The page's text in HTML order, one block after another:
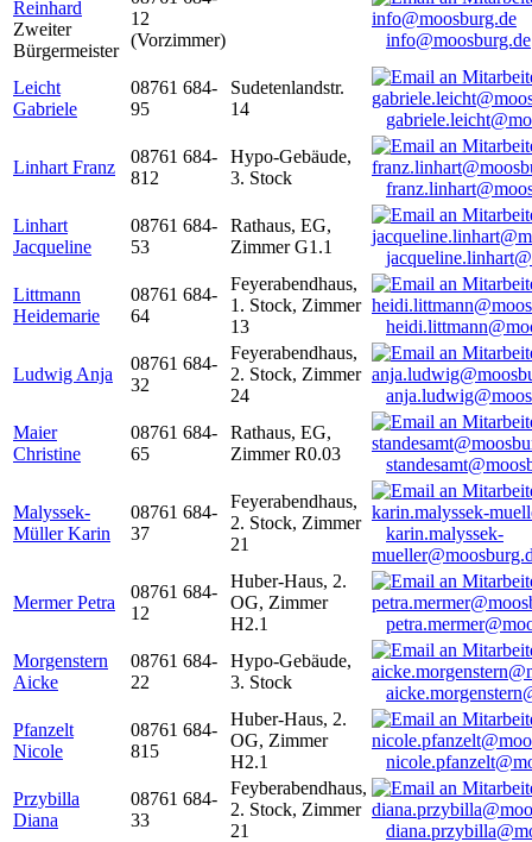
Reinhard
Zweiter
Bürgermeister
12
(Vorzimmer)
info@moosburg.de
Leicht
Gabriele
08761 684-
95
Sudetenlandstr.
14
Linhart Franz
08761 684-
812
Hypo-Gebäude,
3. Stock
Linhart
Jacqueline
08761 684-
53
Rathaus, EG,
Zimmer G1.1
Littmann
Heidemarie
08761 684-
64
Feyerabendhaus,
1. Stock, Zimmer
13
Ludwig Anja
08761 684-
32
Feyerabendhaus,
2. Stock, Zimmer
24
Maier
Christine
08761 684-
65
Rathaus, EG,
Zimmer R0.03
Malyssek-
Müller Karin
08761 684-
37
Feyerabendhaus,
2. Stock, Zimmer
21
karin.malyssek-
Mermer Petra
08761 684-
12
Huber-Haus, 2.
OG, Zimmer
H2.1
Morgenstern
Aicke
08761 684-
22
Hypo-Gebäude,
3. Stock
Pfanzelt
Nicole
08761 684-
815
Huber-Haus, 2.
OG, Zimmer
H2.1
Przybilla
Diana
08761 684-
33
Feyberabendhaus,
2. Stock, Zimmer
21